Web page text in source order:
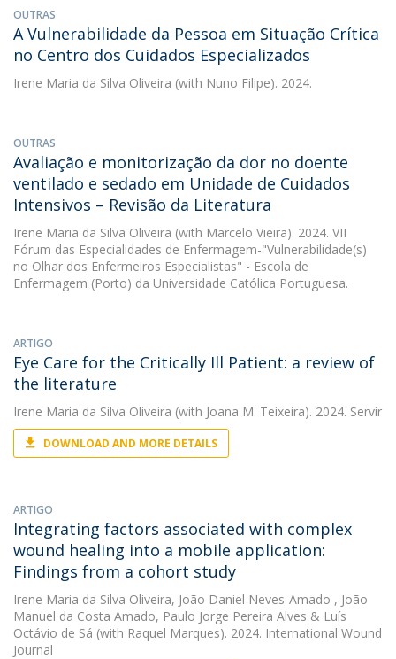
OUTRAS
A Vulnerabilidade da Pessoa em Situação Crítica
no Centro dos Cuidados Especializados
Irene Maria da Silva Oliveira (with Nuno Filipe). 2024.
OUTRAS
Avaliação e monitorização da dor no doente
ventilado e sedado em Unidade de Cuidados
Intensivos – Revisão da Literatura
Irene Maria da Silva Oliveira (with Marcelo Vieira). 2024. VII
Fórum das Especialidades de Enfermagem-"Vulnerabilidade(s)
no Olhar dos Enfermeiros Especialistas" - Escola de
Enfermagem (Porto) da Universidade Católica Portuguesa.
ARTIGO
Eye Care for the Critically Ill Patient: a review of
the literature
Irene Maria da Silva Oliveira (with Joana M. Teixeira). 2024. Servir
DOWNLOAD AND MORE DETAILS
ARTIGO
Integrating factors associated with complex
wound healing into a mobile application:
Findings from a cohort study
Irene Maria da Silva Oliveira, João Daniel Neves-Amado , João
Manuel da Costa Amado, Paulo Jorge Pereira Alves & Luís
Octávio de Sá (with Raquel Marques). 2024. International Wound
Journal